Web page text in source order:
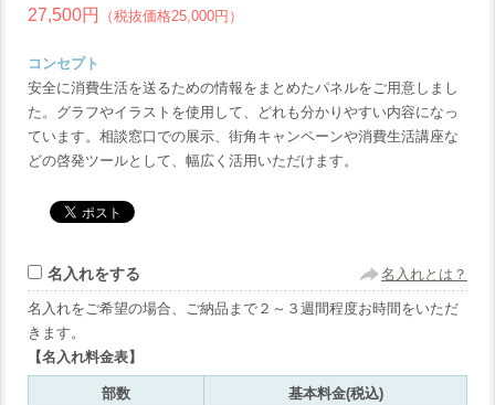
27,500円 （税抜価格25,000円）
コンセプト
安全に消費生活を送るための情報をまとめたパネルをご用意しまし
た。グラフやイラストを使用して、どれも分かりやすい内容になっ
ています。相談窓口での展示、街角キャンペーンや消費生活講座な
どの啓発ツールとして、幅広く活用いただけます。
名入れをする 名入れとは？
名入れをご希望の場合、ご納品まで２～３週間程度お時間をいただ
きます。
【名入れ料金表】
部数 基本料金(税込)